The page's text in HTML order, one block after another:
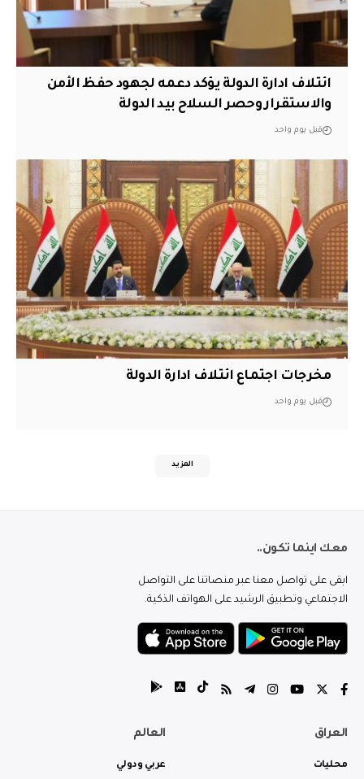
ائتلاف ادارة الدولة يؤكد دعمه لجهود حفظ الأمن
والاستقرار وحصر السلاح بيد الدولة
قبل يوم واحد
مخرجات اجتماع ائتلاف ادارة الدولة
قبل يوم واحد
المزيد
معك اينما تكون..
ابقى على تواصل معنا عبر منصاتنا على التواصل
الاجتماعي وتطبيق الرشيد على الهواتف الذكية.
العراق
محليات
العالم
عربي ودولي